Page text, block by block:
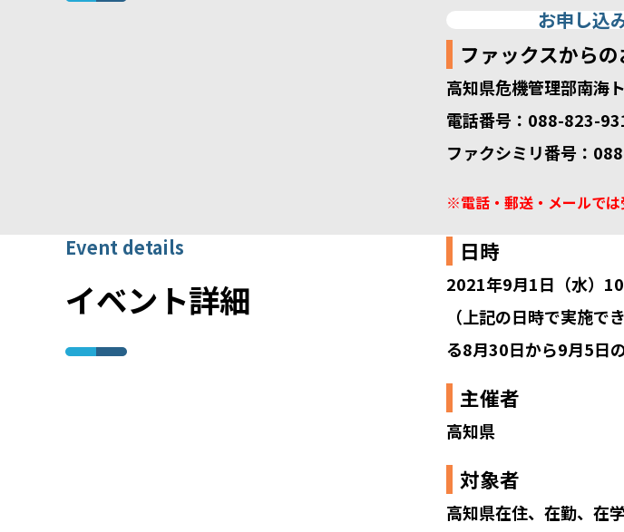
お申し込
ファックスから
高知県危機管理部南海
電話番号：088-823-
ファクシミリ番号：
※電話・郵送・メールでは
Event details
イベント詳細
日時
2021年9月1日（水）
（上記の日時で実施
る8月30日から9月5日
主催者
高知県
対象者
高知県在住、在勤、在